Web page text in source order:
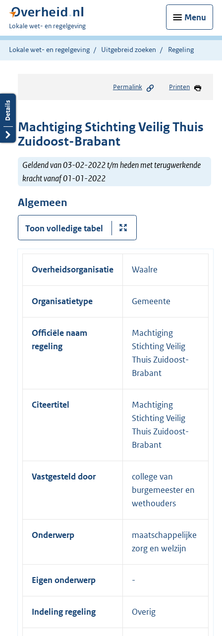
Menu
U
bent
hier:
Lokale wet- en regelgeving
Lokale wet- en regelgeving Uitgebreid zoeken Regeling
Permalink Printen
Machtiging Stichting Veilig Thuis
Zuidoost-Brabant
Geldend van 03-02-2022 t/m heden met terugwerkende
kracht vanaf 01-01-2022
Algemeen
Toon volledige tabel
Overheidsorganisatie Waalre
Organisatietype Gemeente
Officiële naam
regeling
Machtiging
Stichting Veilig
Thuis Zuidoost-
Brabant
Citeertitel
Machtiging
Stichting Veilig
Thuis Zuidoost-
Brabant
Vastgesteld door
college van
burgemeester en
wethouders
Onderwerp
maatschappelijke
zorg en welzijn
Eigen onderwerp
Indeling regeling Overig